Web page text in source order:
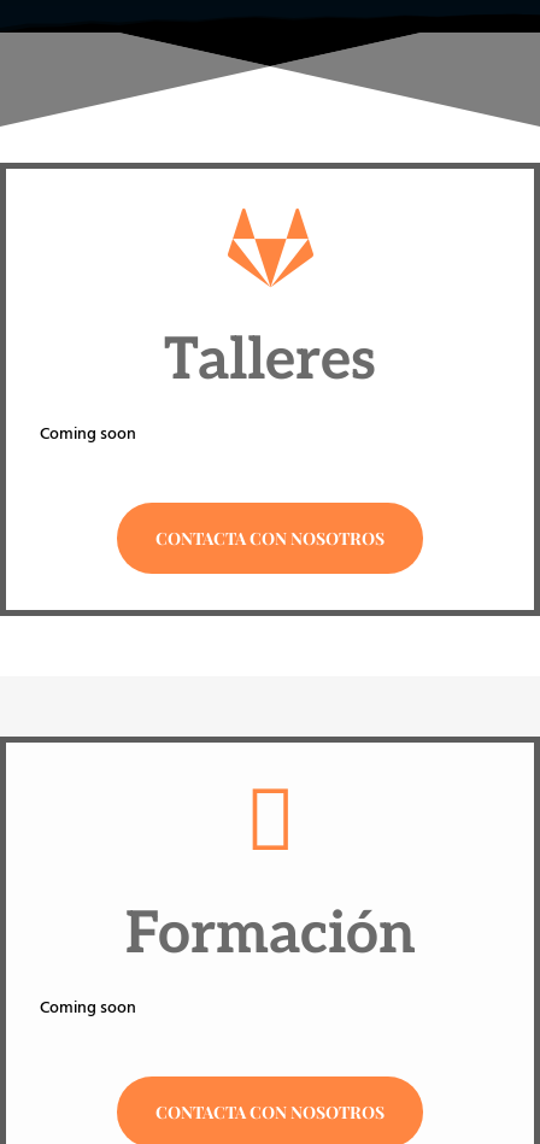

Talleres
Coming soon
CONTACTA CON NOSOTROS

Formación
Coming soon
CONTACTA CON NOSOTROS